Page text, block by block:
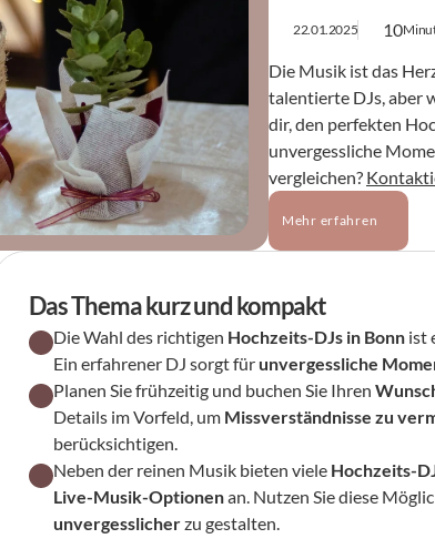
22.01.2025 10
Die Musik ist das
talentierte DJs, aber
dir, den perfekten
unvergessliche
vergleichen?
Mehr erfahren
Das Thema kurz und kompakt
Die Wahl des richtigen Hochzeits-DJs in Bonn ist
Ein erfahrener DJ sorgt für unvergessliche
Planen Sie frühzeitig und buchen Sie Ihren
Details im Vorfeld, um Missverständnisse zu
berücksichtigen.
Neben der reinen Musik bieten viele Hochzeits-
Live-Musik-Optionen an. Nutzen Sie diese
unvergesslicher zu gestalten.